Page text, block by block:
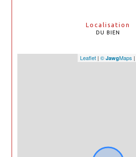
Localisation
DU BIEN
Leaflet | © JawgMaps |